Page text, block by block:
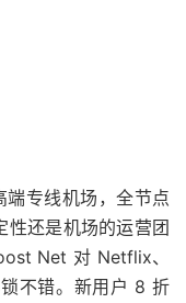
专线机场，全节点
性还是机场的运营团
Net 对 Netflix、
不错。新用户 8 折